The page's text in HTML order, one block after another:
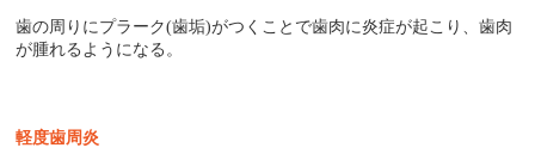
歯の周りにプラーク(歯垢)がつくことで歯肉に炎症が起こり、歯肉
が腫れるようになる。
軽度歯周炎